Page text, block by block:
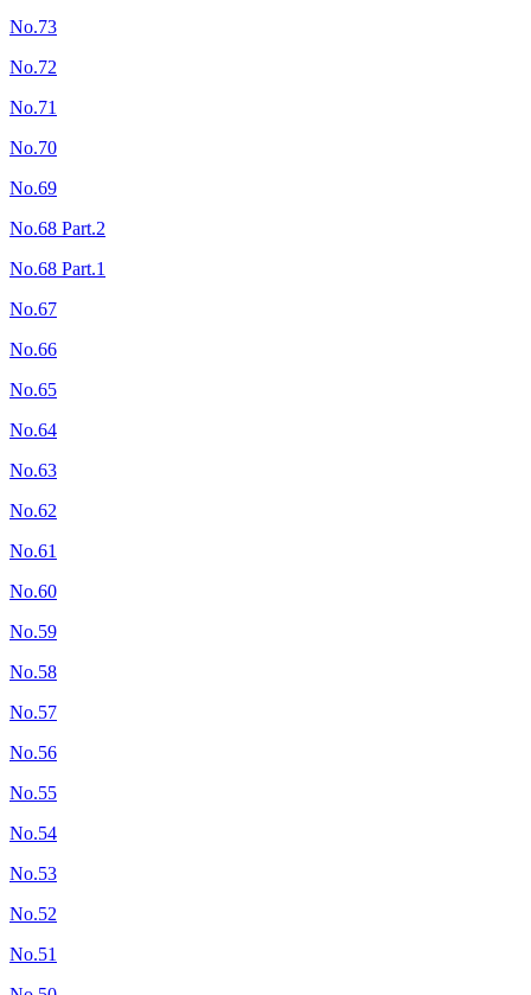
No.73
No.72
No.71
No.70
No.69
No.68 Part.2
No.68 Part.1
No.67
No.66
No.65
No.64
No.63
No.62
No.61
No.60
No.59
No.58
No.57
No.56
No.55
No.54
No.53
No.52
No.51